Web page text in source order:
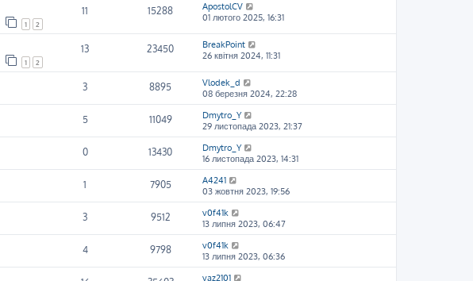
1 2
11 15288
ApostolCV
01 лютого 2025, 16:31
1 2
13 23450
BreakPoint
26 квітня 2024, 11:31
3 8895
Vlodek_d
08 березня 2024, 22:28
5 11049
Dmytro_Y
29 листопада 2023, 21:37
0 13430
Dmytro_Y
16 листопада 2023, 14:31
1 7905
A4241
03 жовтня 2023, 19:56
3 9512
v0f41k
13 липня 2023, 06:47
4 9798
v0f41k
13 липня 2023, 06:36
vaz2101